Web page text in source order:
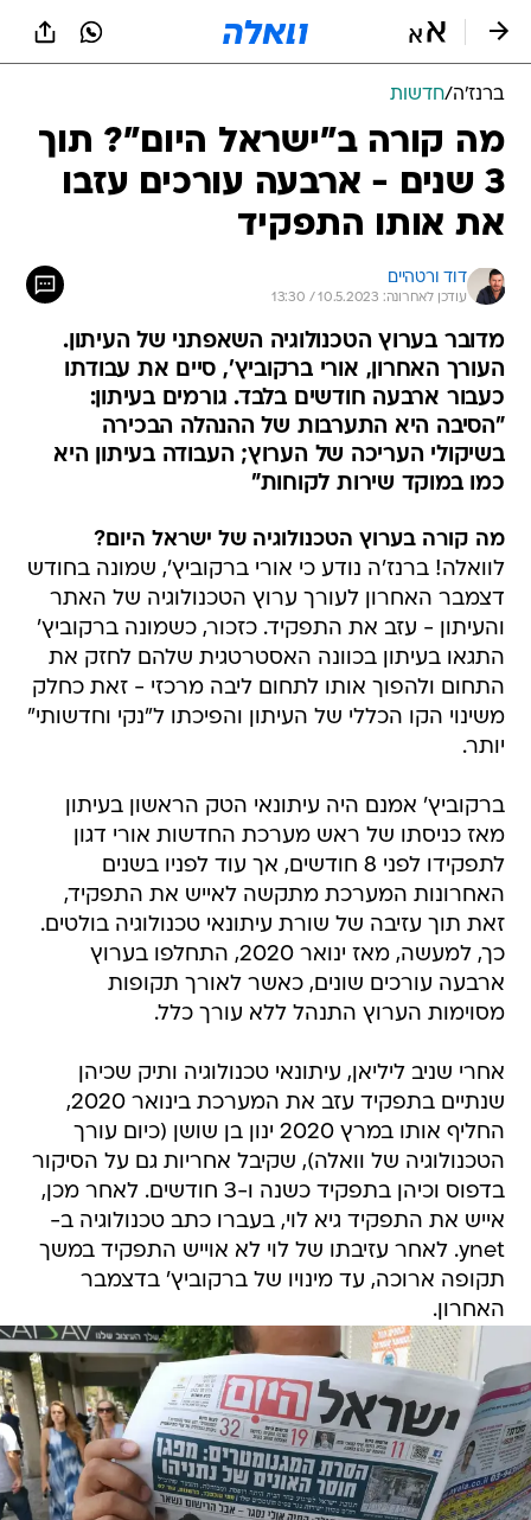
ברנז'ה/חדשות
מה קורה ב"ישראל היום"? תוך
3 שנים - ארבעה עורכים עזבו
את אותו התפקיד
דוד ורטהיים
עודכן לאחרונה: 10.5.2023 / 13:30
מדובר בערוץ הטכנולוגיה השאפתני של העיתון.
העורך האחרון, אורי ברקוביץ', סיים את עבודתו
כעבור ארבעה חודשים בלבד. גורמים בעיתון:
"הסיבה היא התערבות של ההנהלה הבכירה
בשיקולי העריכה של הערוץ; העבודה בעיתון היא
כמו במוקד שירות לקוחות"
מה קורה בערוץ הטכנולוגיה של ישראל היום?
לוואלה! ברנז'ה נודע כי אורי ברקוביץ', שמונה בחודש
דצמבר האחרון לעורך ערוץ הטכנולוגיה של האתר
והעיתון - עזב את התפקיד. כזכור, כשמונה ברקוביץ'
התגאו בעיתון בכוונה האסטרטגית שלהם לחזק את
התחום ולהפוך אותו לתחום ליבה מרכזי - זאת כחלק
משינוי הקו הכללי של העיתון והפיכתו ל"נקי וחדשותי"
יותר.
ברקוביץ' אמנם היה עיתונאי הטק הראשון בעיתון
מאז כניסתו של ראש מערכת החדשות אורי דגון
לתפקידו לפני 8 חודשים, אך עוד לפניו בשנים
האחרונות המערכת מתקשה לאייש את התפקיד,
זאת תוך עזיבה של שורת עיתונאי טכנולוגיה בולטים.
כך, למעשה, מאז ינואר 2020, התחלפו בערוץ
ארבעה עורכים שונים, כאשר לאורך תקופות
מסוימות הערוץ התנהל ללא עורך כלל.
אחרי שניב ליליאן, עיתונאי טכנולוגיה ותיק שכיהן
שנתיים בתפקיד עזב את המערכת בינואר 2020,
החליף אותו במרץ 2020 ינון בן שושן (כיום עורך
הטכנולוגיה של וואלה), שקיבל אחריות גם על הסיקור
בדפוס וכיהן בתפקיד כשנה ו-3 חודשים. לאחר מכן,
אייש את התפקיד גיא לוי, בעברו כתב טכנולוגיה ב-
ynet. לאחר עזיבתו של לוי לא אוייש התפקיד במשך
תקופה ארוכה, עד מינויו של ברקוביץ' בדצמבר
האחרון.